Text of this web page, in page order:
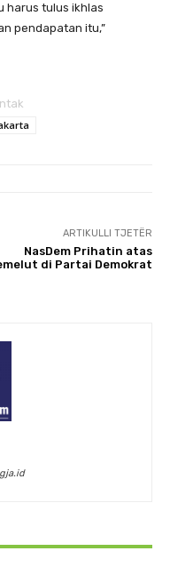
harus tulus ikhlas
pendapatan itu,”
ARTIKULLI TJETËR
NasDem Prihatin atas
di Partai Demokrat